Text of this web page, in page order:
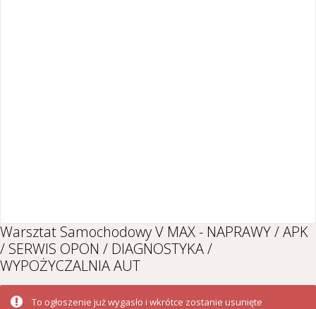
Warsztat Samochodowy V MAX - NAPRAWY / APK
/ SERWIS OPON / DIAGNOSTYKA /
WYPOŻYCZALNIA AUT
To ogłoszenie już wygasło i wkrótce zostanie usunięte